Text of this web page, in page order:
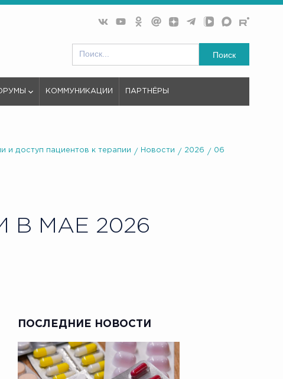
Поиск
КОММУНИКАЦИИ ПАРТНЁРЫ
и доступ пациентов к терапии Новости 2026 06
МАЕ 2026
ПОСЛЕДНИЕ НОВОСТИ